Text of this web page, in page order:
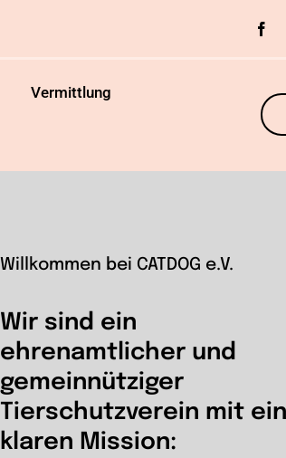
Vermittlung
Willkommen bei CATDOG e.V.
Wir sind ein
ehrenamtlicher und
gemeinnütziger
Tierschutzverein mit
klaren Mission: